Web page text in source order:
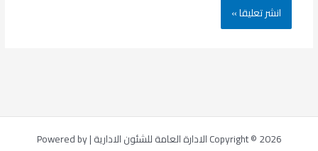
Copyright © 2026 الادارة العامة للشئون الادارية | Powered by